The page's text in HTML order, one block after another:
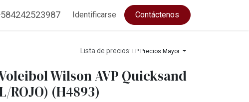
Identificarse Contáctenos
Lista de precios: LP Precios Mayor
Wilson AVP Quicksand
ROJO) (H4893)